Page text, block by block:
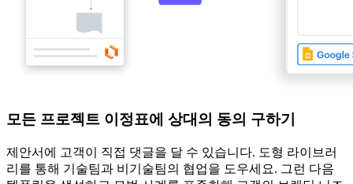
모든 프로젝트 이정표에 상대의 동의 구하기
제안서에 고객이 직접 댓글을 달 수 있습니다. 도형 라이브러
리를 통해 기술팀과 비기술팀의 협업을 도우세요. 그런 다음